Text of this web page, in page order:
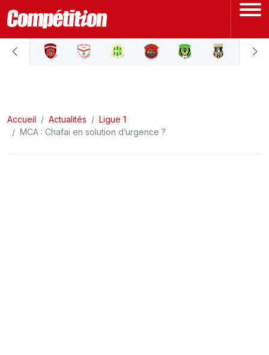
ACCUEIL
LIGUE 2
Accueil Actualités
Ligue 1
MCA : Chafai en solution d’urgence ?